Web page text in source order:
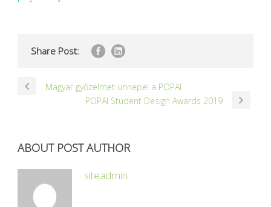
Share Post:
Magyar győzelmet ünnepel a POPAI
POPAI Student Design Awards 2019
ABOUT POST AUTHOR
siteadmin